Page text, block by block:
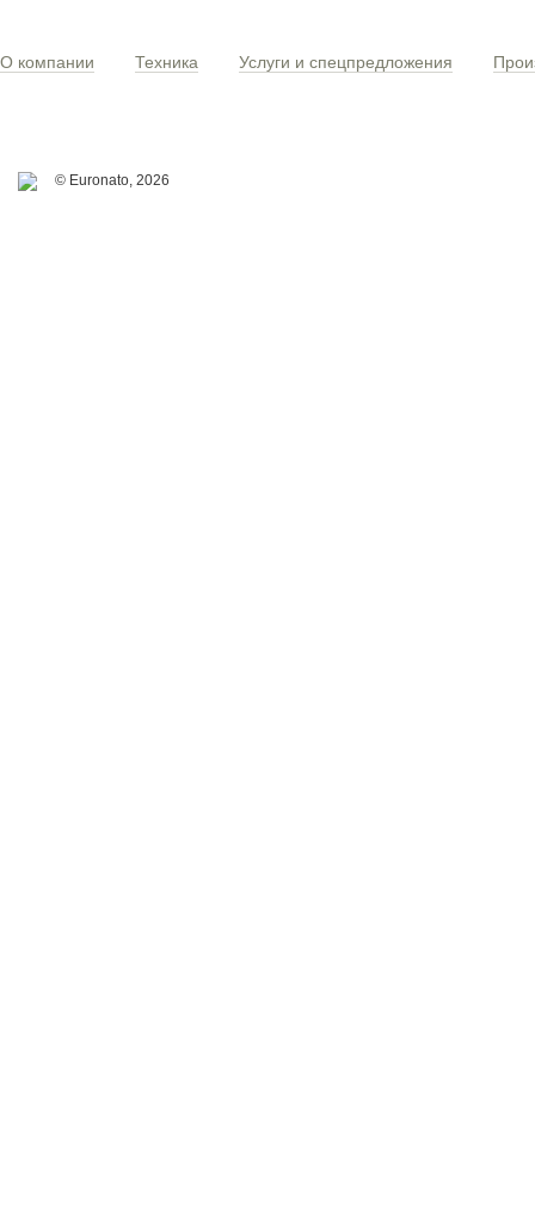
О компании Техника Услуги и спецпредложения
© Euronato, 2026